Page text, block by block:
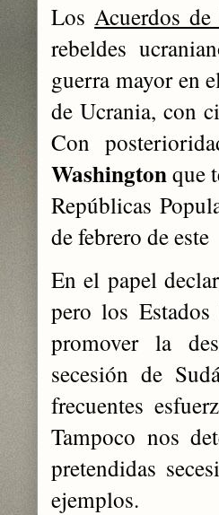
LosAcuerdos
rebeldes
guerra mayor en
de Ucrania, con
Con
Washingtonque
Repúblicas
de febrero de
En el papel
pero los
promover la
secesión de
frecuentes
Tampoco nos
pretendidas
ejemplos.